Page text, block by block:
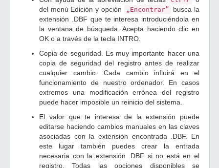
del menú Edición y opción
„Encontrar”
busca la
extensión .DBF que te interesa introduciéndola en
la ventana de búsqueda. Acepta haciendo clic en
OK o a través de la tecla INTRO.
Copia de seguridad. Es muy importante hacer una
copia de seguridad del registro antes de realizar
cualquier cambio. Cada cambio influirá en el
funcionamiento de nuestro ordenador. En casos
extremos una modificación errónea del registro
puede hacer imposible un reinicio del sistema.
El valor que te interesa de la extensión puede
editarse haciendo cambios manuales en las claves
asociadas con la extensión encontrada .DBF. En
este lugar también puedes crear la entrada
necesaria con la extensión .DBF si no está en el
registro. Todas las opciones disponibles se